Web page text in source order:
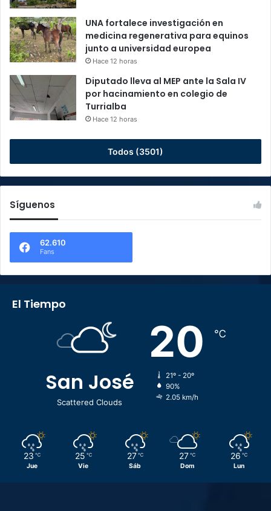
UNA fortalece investigación en
medicina regenerativa para equinos
junto a universidad europea
Hace 12 horas
Diputado lleva al MEP ante la Sala IV
por hacinamiento en colegio de
Turrialba
Hace 12 horas
Todos (3501)
Síguenos
62.610
Fans
El Tiempo
San José
Scattered Clouds
20 ℃
21º - 20º
90%
2.05 km/h
23 ℃
Jue
25 ℃
Vie
27 ℃
Sáb
27 ℃
Dom
26 ℃
Lun